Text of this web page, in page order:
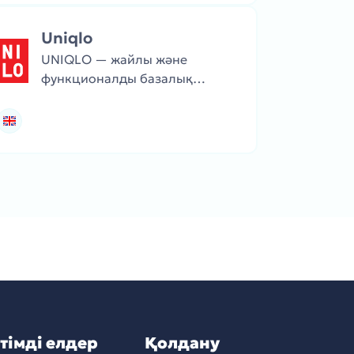
Uniqlo
UNIQLO — жайлы және
функционалды базалық
елдер
Қолдану